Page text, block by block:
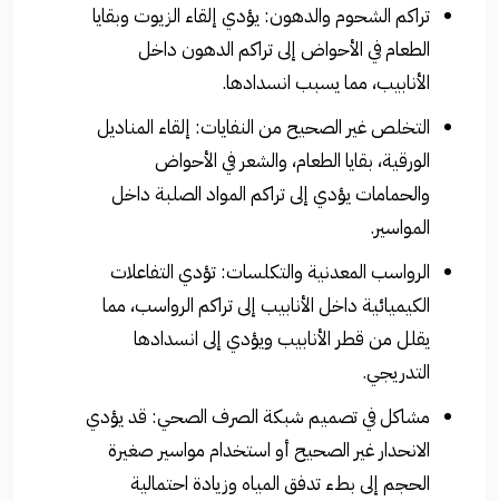
تراكم الشحوم والدهون: يؤدي إلقاء الزيوت وبقايا
الطعام في الأحواض إلى تراكم الدهون داخل
الأنابيب، مما يسبب انسدادها.
التخلص غير الصحيح من النفايات: إلقاء المناديل
الورقية، بقايا الطعام، والشعر في الأحواض
والحمامات يؤدي إلى تراكم المواد الصلبة داخل
المواسير.
الرواسب المعدنية والتكلسات: تؤدي التفاعلات
الكيميائية داخل الأنابيب إلى تراكم الرواسب، مما
يقلل من قطر الأنابيب ويؤدي إلى انسدادها
التدريجي.
مشاكل في تصميم شبكة الصرف الصحي: قد يؤدي
الانحدار غير الصحيح أو استخدام مواسير صغيرة
الحجم إلى بطء تدفق المياه وزيادة احتمالية